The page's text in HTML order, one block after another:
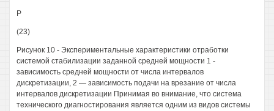
Р
(23)
Рисунок 10 - Экспериментальные характеристики отработки
системой стабилизации заданной средней мощности 1 -
зависимость средней мощности от числа интервалов
дискретизации, 2 — зависимость подачи на врезание от числа
интервалов дискретизации Принимая во внимание, что система
технического диагностирования является одним из видов системы